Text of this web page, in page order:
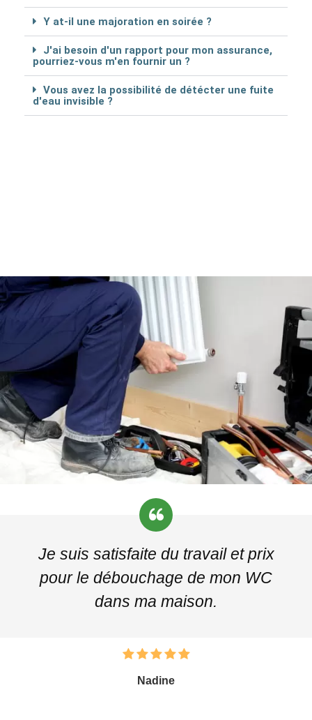
Y at-il une majoration en soirée ?
J'ai besoin d'un rapport pour mon assurance,
pourriez-vous m'en fournir un ?
Vous avez la possibilité de détécter une fuite
d'eau invisible ?
Je suis satisfaite du travail et prix
pour le débouchage de mon WC
dans ma maison.
Nadine